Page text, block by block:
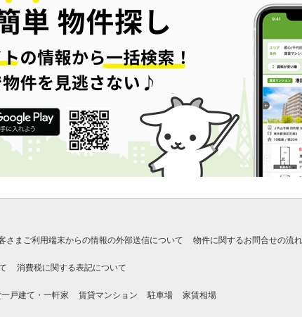
さまご利用端末からの情報の外部送信について 物件に関するお問合せの流れ
消費税に関する表記について
戸建て・一軒家 賃貸マンション 駐車場 家賃相場